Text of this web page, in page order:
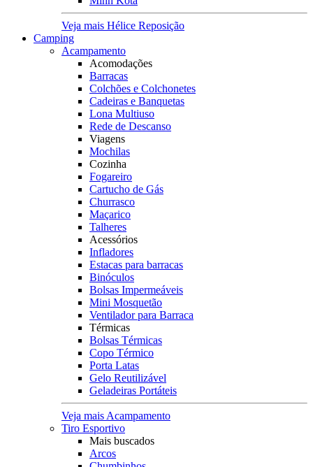
Veja mais Hélice Reposição
Camping
Acampamento
Acomodações
Barracas
Colchões e Colchonetes
Cadeiras e Banquetas
Lona Multiuso
Rede de Descanso
Viagens
Mochilas
Cozinha
Fogareiro
Cartucho de Gás
Churrasco
Maçarico
Talheres
Acessórios
Infladores
Estacas para barracas
Binóculos
Bolsas Impermeáveis
Mini Mosquetão
Ventilador para Barraca
Térmicas
Bolsas Térmicas
Copo Térmico
Porta Latas
Gelo Reutilizável
Geladeiras Portáteis
Veja mais Acampamento
Tiro Esportivo
Mais buscados
Arcos